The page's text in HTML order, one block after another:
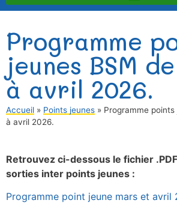
Programme
jeunes BSM
à avril 2026.
Accueil » Points jeunes » Programme
à avril 2026.
Retrouvez ci-dessous le fichier
sorties inter points jeunes :
Programme point jeune mars et avril